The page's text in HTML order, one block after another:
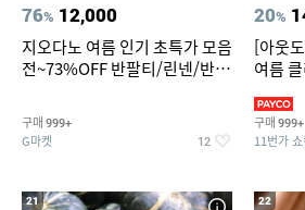
76% 12,000
지오다노 여름 인기 초특가 모음
전~73%OFF 반팔티/린넨/반바
구매 999+
G마켓 12
20%
[아웃
여름
구매 999+
11번가
21 22